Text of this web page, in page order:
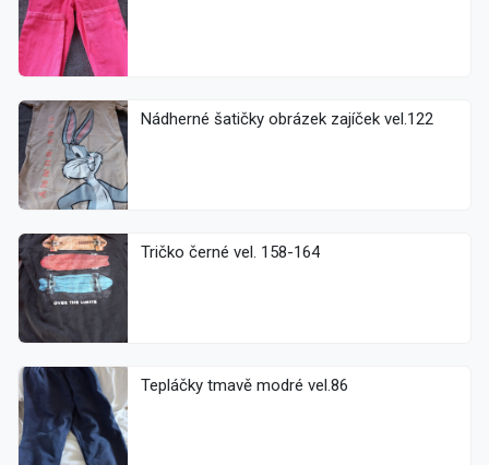
Nádherné šatičky obrázek zajíček vel.122
Tričko černé vel. 158-164
Tepláčky tmavě modré vel.86